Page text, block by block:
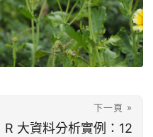
下一頁 »
R 大資料分析實例：12